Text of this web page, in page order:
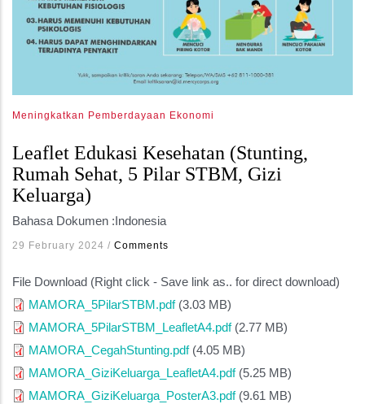
Meningkatkan Pemberdayaan Ekonomi
Leaflet Edukasi Kesehatan (Stunting,
Rumah Sehat, 5 Pilar STBM, Gizi
Keluarga)
Bahasa Dokumen :Indonesia
29 February 2024 / Comments
File Download (Right click - Save link as.. for direct download)
MAMORA_5PilarSTBM.pdf (3.03 MB)
MAMORA_5PilarSTBM_LeafletA4.pdf (2.77 MB)
MAMORA_CegahStunting.pdf (4.05 MB)
MAMORA_GiziKeluarga_LeafletA4.pdf (5.25 MB)
MAMORA_GiziKeluarga_PosterA3.pdf (9.61 MB)